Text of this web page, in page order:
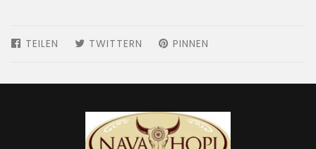
TEILEN AUF
TWITTERN AUF
PINNEN